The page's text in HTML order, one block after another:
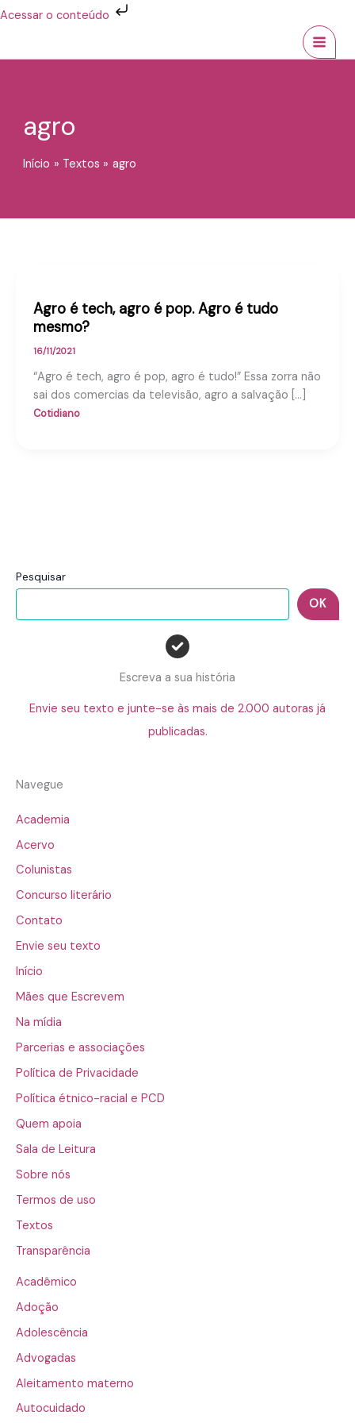
Acessar o conteúdo
Ir
conteúdo
agro
Início Textos agro
Pesquisar
OK
Escreva a sua história
Envie seu texto e junte-se às mais de 2.000 autoras já
publicadas.
Navegue
Academia
Acervo
Colunistas
Concurso literário
Contato
Envie seu texto
Início
Mães que Escrevem
Na mídia
Parcerias e associações
Política de Privacidade
Política étnico-racial e PCD
Quem apoia
Sala de Leitura
Sobre nós
Termos de uso
Textos
Transparência
Acadêmico
Adoção
Adolescência
Advogadas
Aleitamento materno
Autocuidado
Agro é tech, agro é pop. Agro é tudo
mesmo?
16/11/2021
“Agro é tech, agro é pop, agro é tudo!” Essa zorra não
sai dos comercias da televisão, agro a salvação […]
Cotidiano